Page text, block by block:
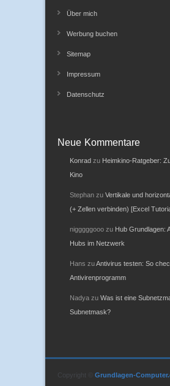
Über mich
Werbung buchen
Sitemap
Impressum
Datenschutz
Neue Kommentare
Konrad zu Heimkino-Ratgeber:
Kino
Stephan zu Vertikale und
(+ Zellen verbinden) [Excel
nigggggooo zu Hub Grundlagen:
Hubs im Netzwerk
Hans zuAntivirus testen: So
Antivirenprogramm
Nadya zu Was ist eine
Subnetmask?
Copyright © Grundlagen-